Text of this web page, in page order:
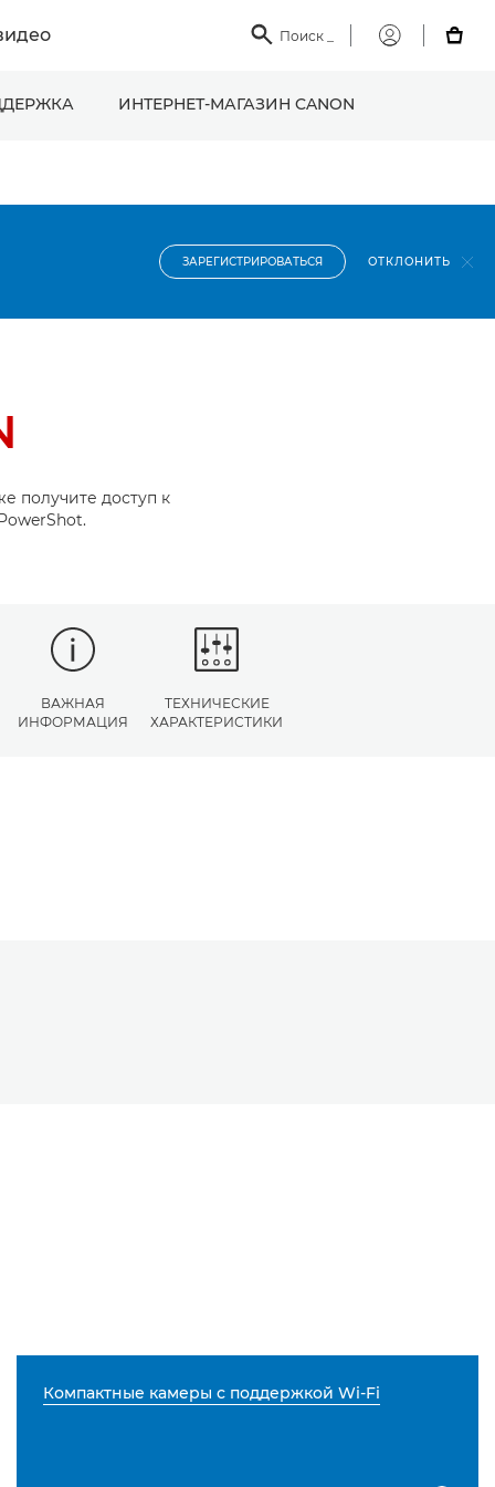
 Поиск
Мой

ИНТЕРНЕТ-МАГАЗИН CANON
ЗАРЕГИСТРИРОВАТЬСЯ ОТКЛОНИТЬ
получите доступ к
ВАЖНАЯ
ИНФОРМАЦИЯ
ТЕХНИЧЕСКИЕ
ХАРАКТЕРИСТИКИ
Компактные камеры с поддержкой Wi-Fi